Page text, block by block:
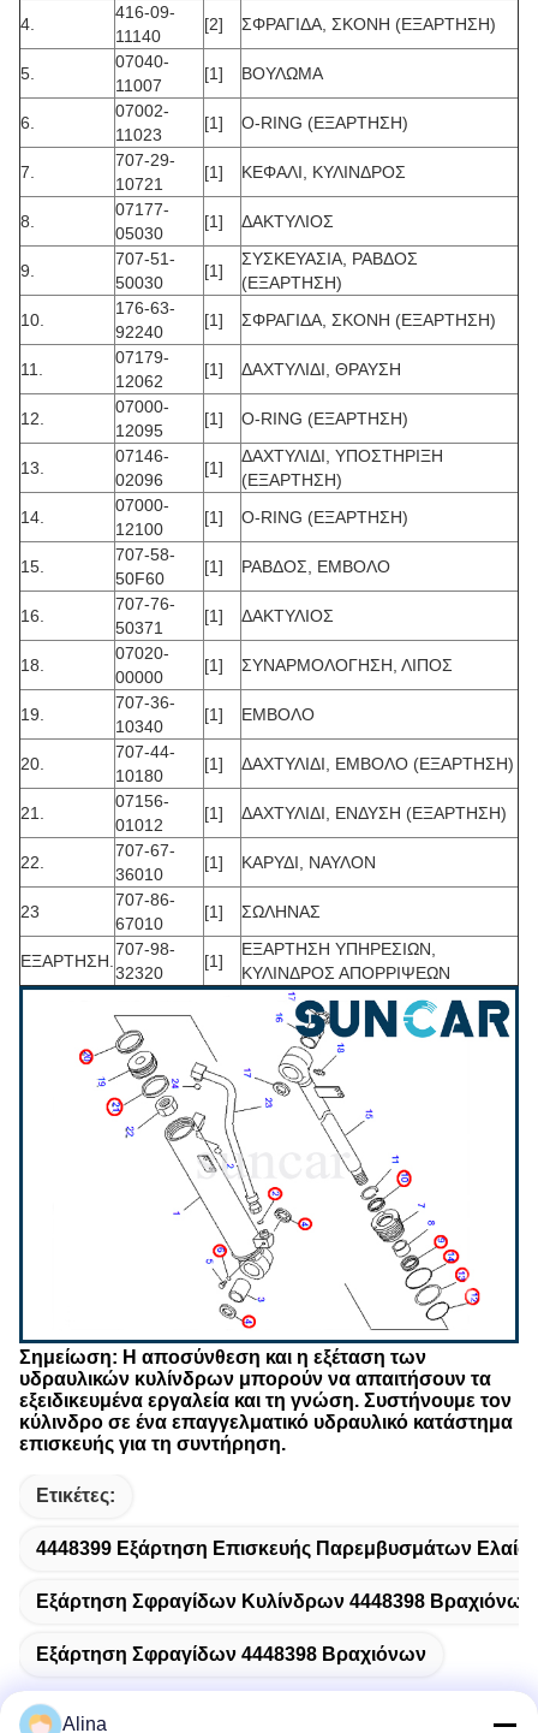
4.
416-09-
11140
[2] ΣΦΡΑΓΙΔΑ, ΣΚΟΝΗ (ΕΞΑΡΤΗΣΗ)
5.
07040-
11007
[1] ΒΟΥΛΩΜΑ
6.
07002-
11023
[1] O-RING (ΕΞΑΡΤΗΣΗ)
7.
707-29-
10721
[1] ΚΕΦΑΛΙ, ΚΥΛΙΝΔΡΟΣ
8.
07177-
05030
[1] ΔΑΚΤΥΛΙΟΣ
9.
707-51-
50030
[1]
ΣΥΣΚΕΥΑΣΙΑ, ΡΑΒΔΟΣ
(ΕΞΑΡΤΗΣΗ)
10.
176-63-
92240
[1] ΣΦΡΑΓΙΔΑ, ΣΚΟΝΗ (ΕΞΑΡΤΗΣΗ)
11.
07179-
12062
[1] ΔΑΧΤΥΛΙΔΙ, ΘΡΑΥΣΗ
12.
07000-
12095
[1] O-RING (ΕΞΑΡΤΗΣΗ)
13.
07146-
02096
[1]
ΔΑΧΤΥΛΙΔΙ, ΥΠΟΣΤΗΡΙΞΗ
(ΕΞΑΡΤΗΣΗ)
14.
07000-
12100
[1] O-RING (ΕΞΑΡΤΗΣΗ)
15.
707-58-
50F60
[1] ΡΑΒΔΟΣ, ΕΜΒΟΛΟ
16.
707-76-
50371
[1] ΔΑΚΤΥΛΙΟΣ
18.
07020-
00000
[1] ΣΥΝΑΡΜΟΛΟΓΗΣΗ, ΛΙΠΟΣ
19.
707-36-
10340
[1] ΕΜΒΟΛΟ
20.
707-44-
10180
[1] ΔΑΧΤΥΛΙΔΙ, ΕΜΒΟΛΟ (ΕΞΑΡΤΗΣΗ)
21.
07156-
01012
[1] ΔΑΧΤΥΛΙΔΙ, ΕΝΔΥΣΗ (ΕΞΑΡΤΗΣΗ)
22.
707-67-
36010
[1] ΚΑΡΥΔΙ, ΝΑΥΛΟΝ
23
707-86-
67010
[1] ΣΩΛΗΝΑΣ
ΕΞΑΡΤΗΣΗ.
707-98-
32320
[1]
ΕΞΑΡΤΗΣΗ ΥΠΗΡΕΣΙΩΝ,
ΚΥΛΙΝΔΡΟΣ ΑΠΟΡΡΙΨΕΩΝ
Σημείωση: Η αποσύνθεση και η εξέταση των
υδραυλικών κυλίνδρων μπορούν να απαιτήσουν τα
εξειδικευμένα εργαλεία και τη γνώση. Συστήνουμε τον
κύλινδρο σε ένα επαγγελματικό υδραυλικό κατάστημα
επισκευής για τη συντήρηση.
Ετικέτες:
4448399 Εξάρτηση Επισκευής Παρεμβυσμάτων
Εξάρτηση Σφραγίδων Κυλίνδρων 4448398 Βραχιόνων
Εξάρτηση Σφραγίδων 4448398 Βραχιόνων
Alina